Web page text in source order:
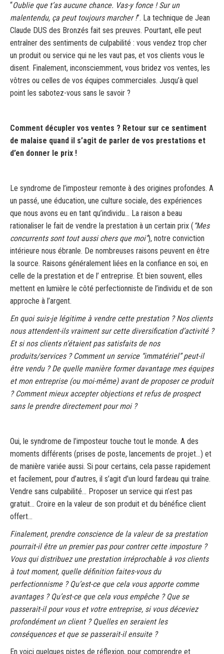
“Oublie que t’as aucune chance. Vas-y fonce ! Sur un
malentendu, ça peut toujours marcher !”. La technique de Jean
Claude DUS des Bronzés fait ses preuves. Pourtant, elle peut
entraîner des sentiments de culpabilité : vous vendez trop cher
un produit ou service qui ne les vaut pas, et vos clients vous le
disent. Finalement, inconsciemment, vous bridez vos ventes, les
vôtres ou celles de vos équipes commerciales. Jusqu’à quel
point les sabotez-vous sans le savoir ?
Comment décupler vos ventes ? Retour sur ce sentiment
de malaise quand il s’agit de parler de vos prestations et
d’en donner le prix !
Le syndrome de l’imposteur remonte à des origines profondes. A
un passé, une éducation, une culture sociale, des expériences
que nous avons eu en tant qu’individu… La raison a beau
rationaliser le fait de vendre la prestation à un certain prix (“Mes
concurrents sont tout aussi chers que moi”), notre conviction
intérieure nous ébranle. De nombreuses raisons peuvent en être
la source. Raisons généralement liées en la confiance en soi, en
celle de la prestation et de l’ entreprise. Et bien souvent, elles
mettent en lumière le côté perfectionniste de l’individu et de son
approche à l’argent.
En quoi suis-je légitime à vendre cette prestation ? Nos clients
nous attendent-ils vraiment sur cette diversification d’activité ?
Et si nos clients n’étaient pas satisfaits de nos
produits/services ? Comment un service “immatériel” peut-il
être vendu ? De quelle manière former davantage mes équipes
et mon entreprise (ou moi-même) avant de proposer ce produit
? Comment mieux accepter objections et refus de prospect
sans le prendre directement pour moi ?
Oui, le syndrome de l’imposteur touche tout le monde. A des
moments différents (prises de poste, lancements de projet…) et
de manière variée aussi. Si pour certains, cela passe rapidement
et facilement, pour d’autres, il s’agit d’un lourd fardeau qui traîne.
Vendre sans culpabilité… Proposer un service qui n’est pas
gratuit… Croire en la valeur de son produit et du bénéfice client
offert…
Finalement, prendre conscience de la valeur de sa prestation
pourrait-il être un premier pas pour contrer cette imposture ?
Vous qui distribuez une prestation irréprochable à vos clients
à tout moment, quelle définition faites-vous du
perfectionnisme ? Qu’est-ce que cela vous apporte comme
avantages ? Qu’est-ce que cela vous empêche ? Que se
passerait-il pour vous et votre entreprise, si vous déceviez
profondément un client ? Quelles en seraient les
conséquences et que se passerait-il ensuite ?
En voici quelques pistes de réflexion, pour comprendre et